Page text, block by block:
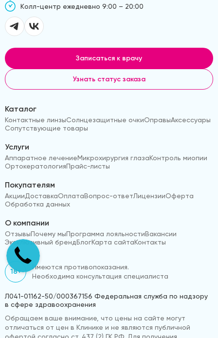
Kолл-центр ежедневно 9:00 – 20:00
Записаться к врачу
Узнать статус заказа
Каталог
Контактные линзыСолнцезащитные очкиОправыАксессуары
Сопутствующие товары
Услуги
Аппаратное лечениеМикрохирургия глазаКонтроль миопии
ОртокератологияПрайс-листы
Покупателям
АкцииДоставкаОплатаВопрос-ответЛицензииОферта
Обработка данных
О компании
ОтзывыПочему мыПрограмма лояльностиВакансии
Эксклюзивный брендБлогКарта сайтаКонтакты
18+
Имеются противопоказания.
Необходима консультация специалиста
Л041-01162-50/000367156 Федеральная служба по надзору
в сфере здравоохранения
Обращаем ваше внимание, что цены на сайте могут
отличаться от цен в Клинике и не являются публичной
офертой согласно ст. 437 (2) ГК РФ. Для получения